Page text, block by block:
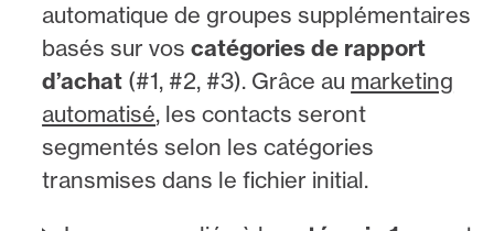
automatique de groupes supplémentaires
basés sur voscatégories de rapport
d’achat (#1, #2, #3). Grâce au marketing
automatisé, les contacts seront
segmentés selon les catégories
transmises dans le fichier initial.